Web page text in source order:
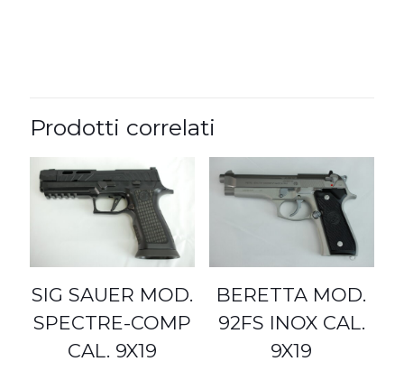
Prodotti correlati
SIG SAUER MOD.
SPECTRE-COMP
CAL. 9X19
BERETTA MOD.
92FS INOX CAL.
9X19